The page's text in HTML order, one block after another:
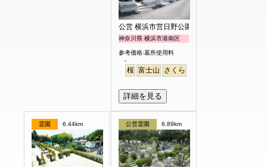
公営 横浜市営日野公園墓地
神奈川県 横浜市港南区
参考価格:墓所使用料
-
桜 富士山 さくら
詳細を見る
霊園 6.44km 公営霊園 6.89km